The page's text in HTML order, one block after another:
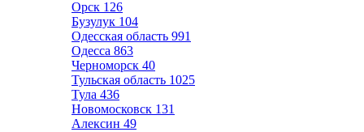
Орск 126
Бузулук 104
Одесская область 991
Одесса 863
Черноморск 40
Тульская область 1025
Тула 436
Новомосковск 131
Алексин 49